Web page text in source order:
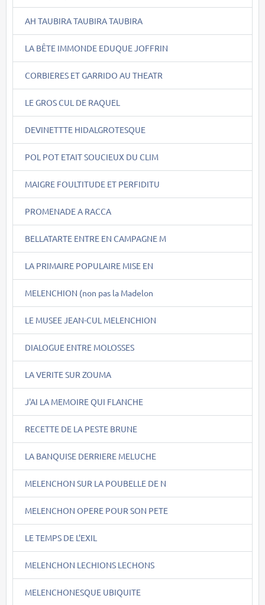
AH TAUBIRA TAUBIRA TAUBIRA
LA BÊTE IMMONDE EDUQUE JOFFRIN
CORBIERES ET GARRIDO AU THEATR
LE GROS CUL DE RAQUEL
DEVINETTTE HIDALGROTESQUE
POL POT ETAIT SOUCIEUX DU CLIM
MAIGRE FOULTITUDE ET PERFIDITU
PROMENADE A RACCA
BELLATARTE ENTRE EN CAMPAGNE M
LA PRIMAIRE POPULAIRE MISE EN
MELENCHION (non pas la Madelon
LE MUSEE JEAN-CUL MELENCHION
DIALOGUE ENTRE MOLOSSES
LA VERITE SUR ZOUMA
J'AI LA MEMOIRE QUI FLANCHE
RECETTE DE LA PESTE BRUNE
LA BANQUISE DERRIERE MELUCHE
MELENCHON SUR LA POUBELLE DE N
MELENCHON OPERE POUR SON PETE
LE TEMPS DE L'EXIL
MELENCHON LECHIONS LECHONS
MELENCHONESQUE UBIQUITE